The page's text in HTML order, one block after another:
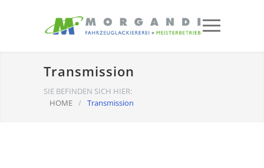
Transmission
SIE BEFINDEN SICH HIER:
HOME / Transmission